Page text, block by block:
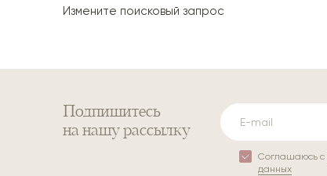
Измените поисковый запрос
Подпишитесь
на нашу рассылку
Соглашаюсь с
данных